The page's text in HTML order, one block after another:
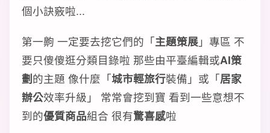
個小訣竅啦...
第一齁 一定要去挖它們的「主題策展」專區 不
要只傻傻逛分類目錄啦 那些由平臺編輯或AI策
劃的主題 像什麼「城市輕旅行裝備」或「居家
辦公效率升級」 常常會挖到寶 看到一些意想不
到的優質商品組合 很有驚喜感啦